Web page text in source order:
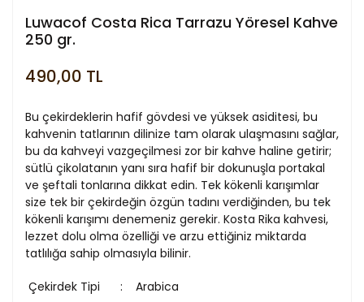
Luwacof Costa Rica Tarrazu Yöresel Kahve
250 gr.
490,00 TL
Bu çekirdeklerin hafif gövdesi ve yüksek asiditesi, bu
kahvenin tatlarının dilinize tam olarak ulaşmasını sağlar,
bu da kahveyi vazgeçilmesi zor bir kahve haline getirir;
sütlü çikolatanın yanı sıra hafif bir dokunuşla portakal
ve şeftali tonlarına dikkat edin. Tek kökenli karışımlar
size tek bir çekirdeğin özgün tadını verdiğinden, bu tek
kökenli karışımı denemeniz gerekir. Kosta Rika kahvesi,
lezzet dolu olma özelliği ve arzu ettiğiniz miktarda
tatlılığa sahip olmasıyla bilinir.
Çekirdek Tipi Arabica